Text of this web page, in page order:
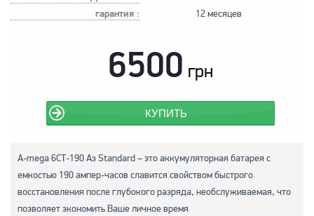
гарантия : 12 месяцев
6500 грн
КУПИТЬ
A-mega 6СТ-190 Аз Standard – это аккумуляторная батарея с
емкостью 190 ампер-часов славится свойством быстрого
восстановления после глубокого разряда, необслуживаемая, что
позволяет экономить Ваше личное время